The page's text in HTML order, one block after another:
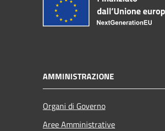
AMMINISTRAZIONE
Organi di Governo
Aree Amministrative